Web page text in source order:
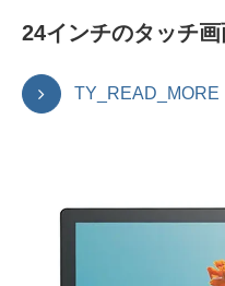
24インチのタッチ
TY_READ_MORE